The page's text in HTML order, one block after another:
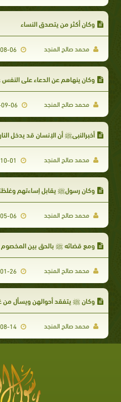
وكان أكثر من يتصدق النساء
محمد صالح المنجد 2024-08-06
وكان ينهاهم عن الدعاء على
محمد صالح المنجد 2023-09-06
أخبرالنبيﷺ أن الإنسان قد يدخل
محمد صالح المنجد
وكان رسولﷺ يقابل إساءتهم
محمد صالح المنجد 2024-05-06
ومع قضائه ﷺ بالحق بين المخصوم فإن
محمد صالح المنجد 2024-01-26
وكان ﷺ يتفقد أحوالهن ويسأل من غابت
محمد صالح المنجد 2024-08-14